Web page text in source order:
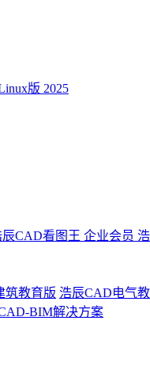
版 2025
辰CAD看图王 企业会员
筑教育版 浩辰CAD电气